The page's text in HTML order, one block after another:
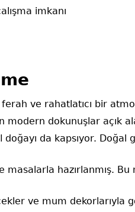
imkanı
ve rahatlatıcı bir
modern dokunuşlar açık
doğayı da kapsıyor.
masalarla hazırlanmış.
ve mum dekorlarıyla